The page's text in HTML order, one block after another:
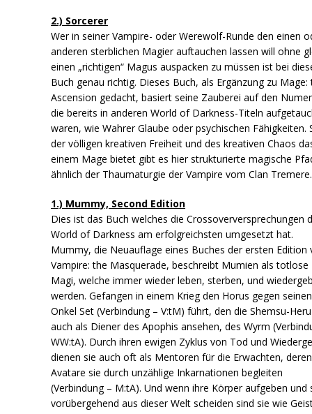
2.) Sorcerer
Wer in seiner Vampire- oder Werewolf-Runde den einen
anderen sterblichen Magier auftauchen lassen will ohne
einen „richtigen“ Magus auspacken zu müssen ist bei
Buch genau richtig. Dieses Buch, als Ergänzung zu Mage:
Ascension gedacht, basiert seine Zauberei auf den
die bereits in anderen World of Darkness-Titeln
waren, wie Wahrer Glaube oder psychischen Fähigkeiten.
der völligen kreativen Freiheit und des kreativen Chaos
einem Mage bietet gibt es hier strukturierte magische
ähnlich der Thaumaturgie der Vampire vom Clan Tremere.
1.) Mummy, Second Edition
Dies ist das Buch welches die Crossoverversprechungen
World of Darkness am erfolgreichsten umgesetzt hat.
Mummy, die Neuauflage eines Buches der ersten Edition
Vampire: the Masquerade, beschreibt Mumien als totlose
Magi, welche immer wieder leben, sterben, und
werden. Gefangen in einem Krieg den Horus gegen seinen
Onkel Set (Verbindung – V:tM) führt, den die Shemsu-Heru
auch als Diener des Apophis ansehen, des Wyrm
WW:tA). Durch ihren ewigen Zyklus von Tod und
dienen sie auch oft als Mentoren für die Erwachten, deren
Avatare sie durch unzählige Inkarnationen begleiten
(Verbindung – M:tA). Und wenn ihre Körper aufgeben und
vorübergehend aus dieser Welt scheiden sind sie wie